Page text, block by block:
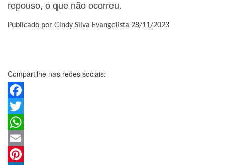
repouso, o que não ocorreu.
Publicado por Cindy Silva Evangelista 28/11/2023
Compartilhe nas redes sociais:
Facebook
Twitter
WhatsApp
Email